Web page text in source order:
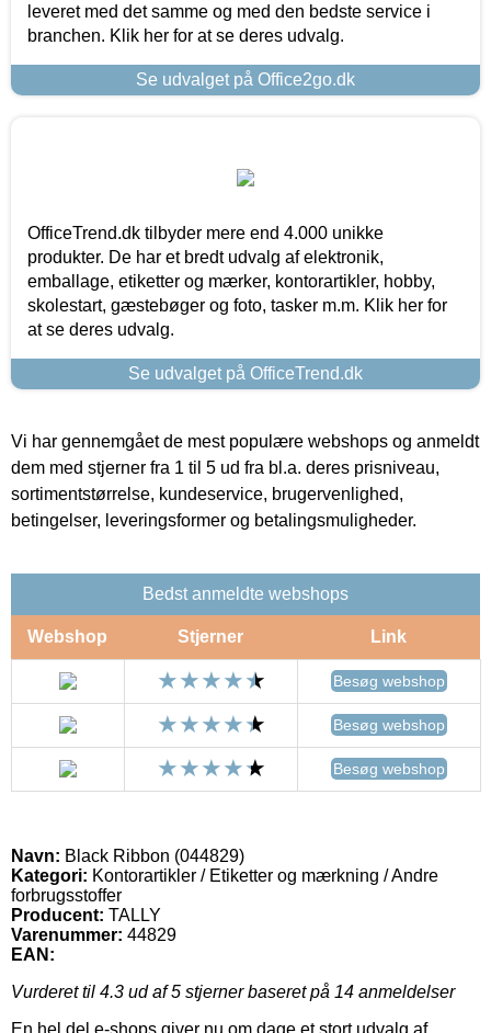
leveret med det samme og med den bedste service i
branchen. Klik her for at se deres udvalg.
Se udvalget på Office2go.dk
OfficeTrend.dk tilbyder mere end 4.000 unikke
produkter. De har et bredt udvalg af elektronik,
emballage, etiketter og mærker, kontorartikler, hobby,
skolestart, gæstebøger og foto, tasker m.m. Klik her for
at se deres udvalg.
Se udvalget på OfficeTrend.dk
Vi har gennemgået de mest populære webshops og anmeldt
dem med stjerner fra 1 til 5 ud fra bl.a. deres prisniveau,
sortimentstørrelse, kundeservice, brugervenlighed,
betingelser, leveringsformer og betalingsmuligheder.
Bedst anmeldte webshops
Webshop Stjerner Link
Besøg webshop
Besøg webshop
Besøg webshop
Navn: Black Ribbon (044829)
Kategori: Kontorartikler / Etiketter og mærkning / Andre
forbrugsstoffer
Producent: TALLY
Varenummer: 44829
EAN:
Vurderet til 4.3 ud af 5 stjerner baseret på 14 anmeldelser
En hel del e-shops giver nu om dage et stort udvalg af